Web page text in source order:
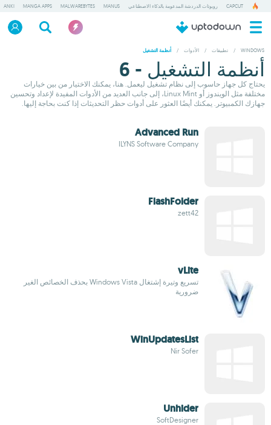
CAPCUT روبوتات الدردشة المدعومة بالذكاء الاصطناعي MANUS
MALWAREBYTES
MANGA APPS
ANKI
WINDOWS
/ تطبيقات / الأدوات / أنظمة التشغيل
أنظمة التشغيل - 6
يحتاج كل جهاز حاسوب إلى نظام تشغيل ليعمل. هنا، يمكنك الاختيار من بين خيارات
مختلفة مثل الويندوز أو Linux Mint، إلى جانب العديد من الأدوات المفيدة لإعداد وتحسين
جهازك الكمبيوتر. يمكنك أيضًا العثور على أدوات حظر التحديثات إذا كنت بحاجة إليها.
Advanced Run
ILYNS Software Company
FlashFolder
zett42
vLite
تسريع وتيرة إشتغال Windows Vista بحذف الخصائص الغير
ضرورية
WinUpdatesList
Nir Sofer
Unhider
SoftDesigner